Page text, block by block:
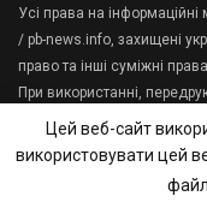
Усі права на інформаційні
/ pb-news.info, захищені
право та інші суміжні права.
При використанні,
сайту, гіперпосилання на
Цей веб-сайт
використовувати цей